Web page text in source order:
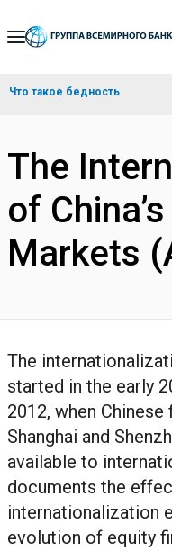
Skip
Navigation
Что такое бедность
The
of
Markets
The
started in the early
2012, when Chinese
Shanghai and
available to
documents the
internationalization
evolution of equity